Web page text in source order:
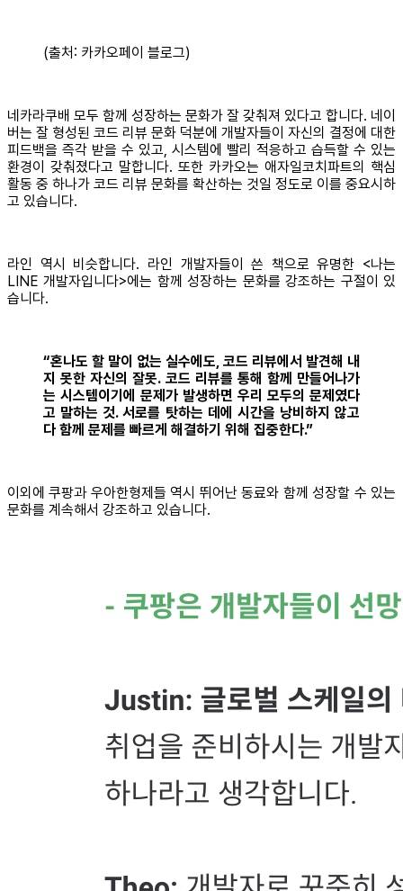
(출처: 카카오페이 블로그)
네카라쿠배 모두 함께 성장하는 문화가 잘 갖춰져 있다고 합니다. 네이
버는 잘 형성된 코드 리뷰 문화 덕분에 개발자들이 자신의 결정에 대한
피드백을 즉각 받을 수 있고, 시스템에 빨리 적응하고 습득할 수 있는
환경이 갖춰졌다고 말합니다. 또한 카카오는 애자일코치파트의 핵심
활동 중 하나가 코드 리뷰 문화를 확산하는 것일 정도로 이를 중요시하
고 있습니다.
라인 역시 비슷합니다. 라인 개발자들이 쓴 책으로 유명한 <나는
LINE 개발자입니다>에는 함께 성장하는 문화를 강조하는 구절이 있
습니다.
“혼나도 할 말이 없는 실수에도, 코드 리뷰에서 발견해 내
지 못한 자신의 잘못. 코드 리뷰를 통해 함께 만들어나가
는 시스템이기에 문제가 발생하면 우리 모두의 문제였다
고 말하는 것. 서로를 탓하는 데에 시간을 낭비하지 않고
다 함께 문제를 빠르게 해결하기 위해 집중한다.”
이외에 쿠팡과 우아한형제들 역시 뛰어난 동료와 함께 성장할 수 있는
문화를 계속해서 강조하고 있습니다.